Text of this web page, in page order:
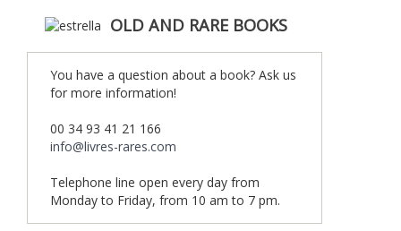
OLD AND RARE BOOKS
You have a question about a book? Ask us
for more information!
00 34 93 41 21 166
info@livres-rares.com
Telephone line open every day from
Monday to Friday, from 10 am to 7 pm.